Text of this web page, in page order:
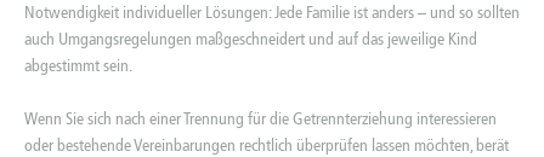
Notwendigkeit individueller Lösungen: Jede Familie ist anders – und so sollten
auch Umgangsregelungen maßgeschneidert und auf das jeweilige Kind
abgestimmt sein.
Wenn Sie sich nach einer Trennung für dieGetrennterziehung interessieren
oder bestehende Vereinbarungen rechtlich überprüfen lassen möchten, berät